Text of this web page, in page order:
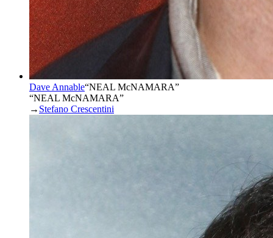
Dave Annable“NEAL McNAMARA”
“NEAL McNAMARA”
→ Stefano Crescentini